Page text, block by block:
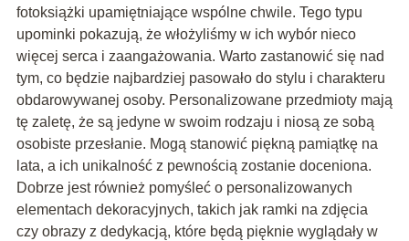
fotoksiążki upamiętniające wspólne chwile. Tego typu
upominki pokazują, że włożyliśmy w ich wybór nieco
więcej serca i zaangażowania. Warto zastanowić się nad
tym, co będzie najbardziej pasowało do stylu i charakteru
obdarowywanej osoby. Personalizowane przedmioty mają
tę zaletę, że są jedyne w swoim rodzaju i niosą ze sobą
osobiste przesłanie. Mogą stanowić piękną pamiątkę na
lata, a ich unikalność z pewnością zostanie doceniona.
Dobrze jest również pomyśleć o personalizowanych
elementach dekoracyjnych, takich jak ramki na zdjęcia
czy obrazy z dedykacją, które będą pięknie wyglądały w